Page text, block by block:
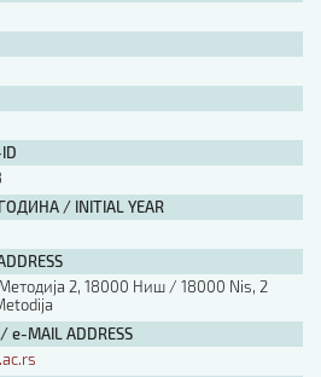
/ INITIAL YEAR
2, 18000 Ниш / 18000 Nis, 2
MAIL ADDRESS